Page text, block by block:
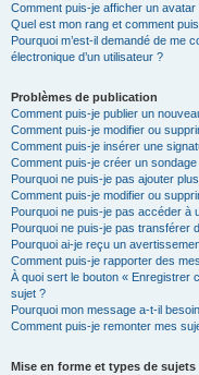
Comment puis-je afficher un avatar
Quel est mon rang et comment
Pourquoi m’est-il demandé de me
électronique d’un utilisateur ?
Problèmes de publication
Comment puis-je publier un
Comment puis-je modifier ou
Comment puis-je insérer une
Comment puis-je créer un sondage
Pourquoi ne puis-je pas ajouter
Comment puis-je modifier ou
Pourquoi ne puis-je pas accéder à
Pourquoi ne puis-je pas transférer
Pourquoi ai-je reçu un
Comment puis-je rapporter des
À quoi sert le bouton « Enregistrer
sujet ?
Pourquoi mon message a-t-il
Comment puis-je remonter mes
Mise en forme et types de sujets